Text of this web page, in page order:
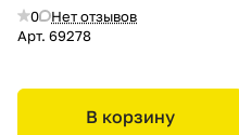
0
Нет отзывов
Арт. 69278
В корзину